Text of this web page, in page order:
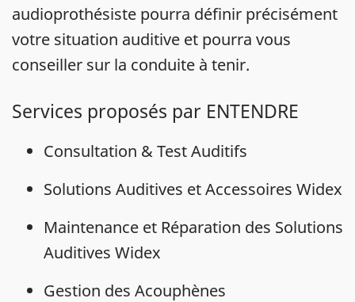
audioprothésiste pourra définir précisément
votre situation auditive et pourra vous
conseiller sur la conduite à tenir.
Services proposés par ENTENDRE
Consultation & Test Auditifs
Solutions Auditives et Accessoires Widex
Maintenance et Réparation des Solutions
Auditives Widex
Gestion des Acouphènes